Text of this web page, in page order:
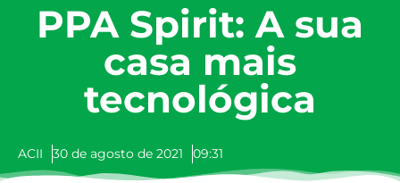
PPA Spirit: A sua
casa mais
tecnológica
ACII 30 de agosto de 2021 09:31